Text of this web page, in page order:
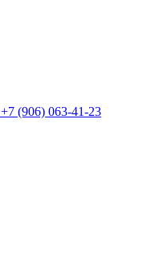
+7 (906) 063-41-23